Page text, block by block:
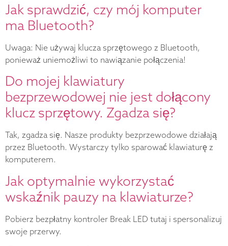
Jak sprawdzić, czy mój komputer
ma Bluetooth?
Uwaga: Nie używaj klucza sprzętowego z Bluetooth,
ponieważ uniemożliwi to nawiązanie połączenia!
Do mojej klawiatury
bezprzewodowej nie jest dołącony
klucz sprzętowy. Zgadza się?
Tak, zgadza się. Nasze produkty bezprzewodowe działają
przez Bluetooth. Wystarczy tylko sparować klawiaturę z
komputerem.
Jak optymalnie wykorzystać
wskaźnik pauzy na klawiaturze?
Pobierz bezpłatny kontroler Break LED tutaj i spersonalizuj
swoje przerwy.